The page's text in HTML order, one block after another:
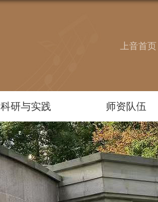
上音首页
科研与实践 师资队伍